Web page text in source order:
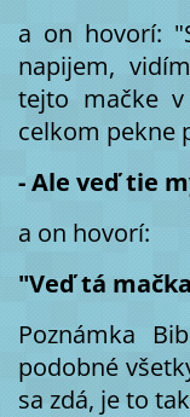
a on hovorí:
napijem,
tejto mačke
celkom pekne
- Ale veď tie
a on hovorí:
"Veď tá
Poznámka
podobné
sa zdá, je to